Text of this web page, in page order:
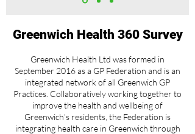
Greenwich Health 360 Survey
Greenwich Health Ltd was formed in
September 2016 as a GP Federation and is an
integrated network of all Greenwich GP
Practices. Collaboratively working together to
improve the health and wellbeing of
Greenwich’s residents, the Federation is
integrating health care in Greenwich through